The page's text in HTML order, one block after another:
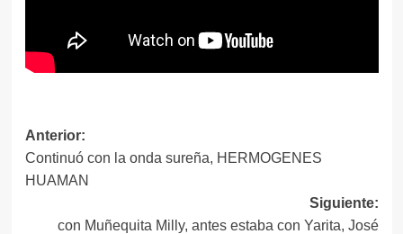
Navegación
de
Anterior:
Continuó con la onda sureña, HERMOGENES
HUAMAN
Siguiente:
con Muñequita Milly, antes estaba con Yarita, José